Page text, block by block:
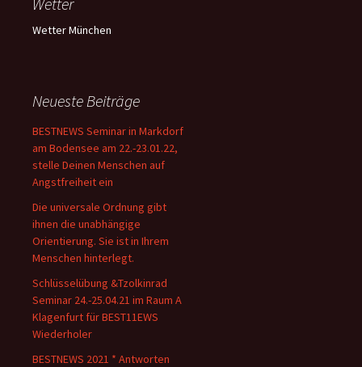
Wetter München
Neueste Beiträge
BESTNEWS Seminar in Markdorf
am Bodensee am 22.-23.01.22,
stelle Deinen Menschen auf
Angstfreiheit ein
Die universale Ordnung gibt
ihnen die unabhängige
Orientierung. Sie ist in Ihrem
Menschen hinterlegt.
Schlüsselübung &Tzolkinrad
Seminar 24.-25.04.21 im Raum A
Klagenfurt für BEST11EWS
Wiederholer
BESTNEWS 2021 * Antworten